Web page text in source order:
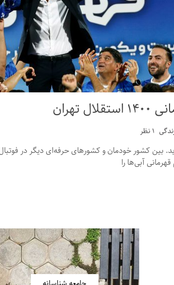
۱ نظر
بین کشور خودمان و کشورهای حرفه‌ای دیگر در
آبی‌ها را